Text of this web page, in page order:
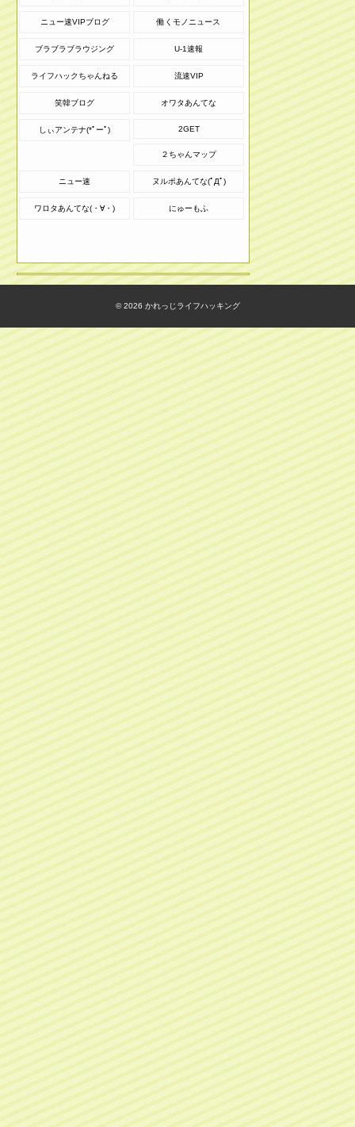
ニュー速VIPブログ 働くモノニュース
ブラブラブラウジング U-1速報
ライフハックちゃんねる 流速VIP
笑韓ブログ オワタあんてな
しぃアンテナ(*ﾟーﾟ) 2GET
２ちゃんマップ
ニュー速 ヌルポあんてな(ﾟДﾟ)
ワロタあんてな(・∀・) にゅーもふ
© 2026 かれっじライフハッキング